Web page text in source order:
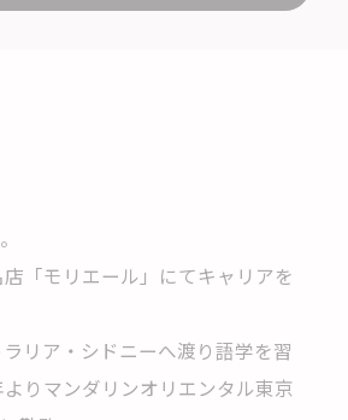
「モリエール」にてキャリアを
リア・シドニーへ渡り語学を習
りマンダリンオリエンタル東京